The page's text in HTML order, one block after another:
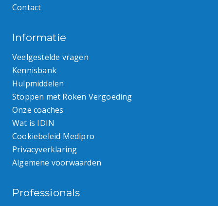
Contact
Informatie
Veelgestelde vragen
Kennisbank
Hulpmiddelen
Stoppen met Roken Vergoeding
Onze coaches
Wat is IDIN
Cookiebeleid Medipro
Privacyverklaring
Algemene voorwaarden
Professionals